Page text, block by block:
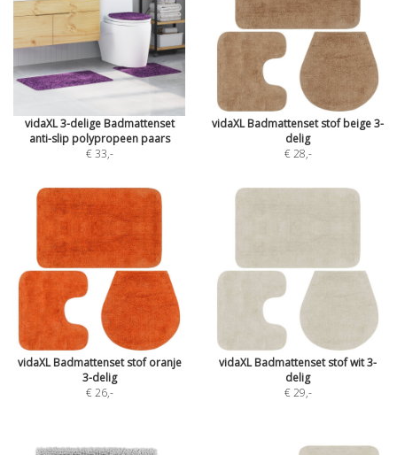
vidaXL 3-delige Badmattenset
anti-slip polypropeen paars
€ 33,-
vidaXL Badmattenset stof beige 3-
delig
€ 28,-
vidaXL Badmattenset stof oranje
3-delig
€ 26,-
vidaXL Badmattenset stof wit 3-
delig
€ 29,-